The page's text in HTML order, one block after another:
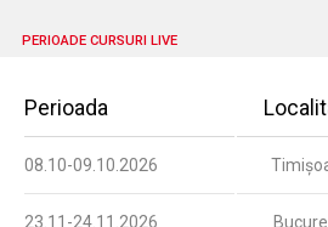
PERIOADE CURSURI LIVE
Perioada
08.10-09.10.2026
23.11-24.11.2026